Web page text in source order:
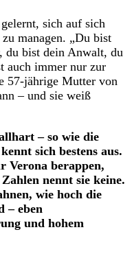
sich auf sich
managen. „Du bist
du bist dein Anwalt, du
auch immer nur zur
57-jährige Mutter von
– und sie weiß
– so wie die
sich bestens aus.
Verona berappen,
nennt sie keine.
wie hoch die
– eben
und hohem